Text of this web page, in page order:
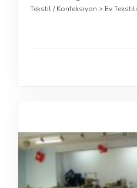
Tekstil / Konfeksiyon > Ev Tekstili